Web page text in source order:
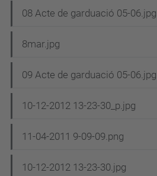
08 Acte de garduació 05-06.jpg
8mar.jpg
09 Acte de garduació 05-06.jpg
10-12-2012 13-23-30_p.jpg
11-04-2011 9-09-09.png
10-12-2012 13-23-30.jpg